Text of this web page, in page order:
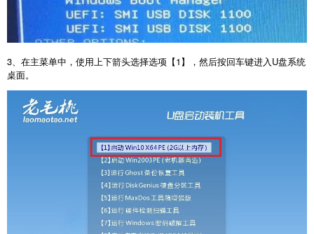
3、在主菜单中，使用上下箭头选择选项【1】，然后按回车键进入U盘系统
桌面。